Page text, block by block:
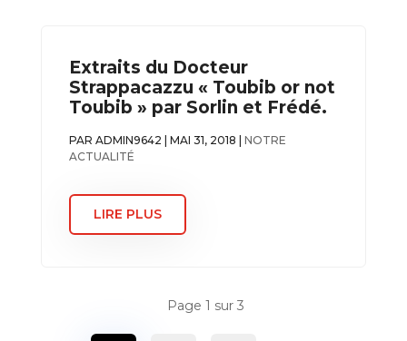
Extraits du Docteur
Strappacazzu « Toubib or not
Toubib » par Sorlin et Frédé.
PAR ADMIN9642 MAI 31, 2018
NOTRE
ACTUALITÉ
LIRE PLUS
Page 1 sur 3